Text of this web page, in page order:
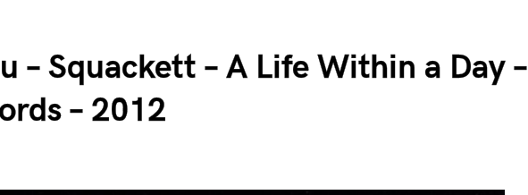
– Squackett – A Life Within a Day –
– 2012